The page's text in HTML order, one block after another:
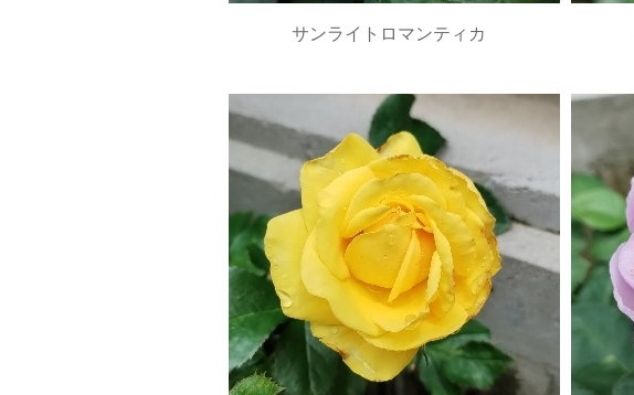
サンライトロマンティカ